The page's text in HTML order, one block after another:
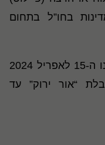
בחו”ל בתחום
2024
“אור ירוק” עד